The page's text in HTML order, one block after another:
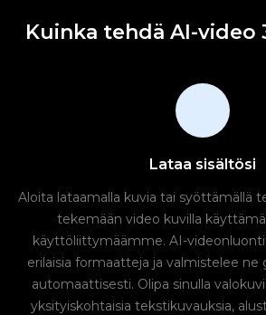
Kuinka tehdä AI-video
Lataa sisältösi
Aloita lataamalla kuvia tai syöttämällä
tekemään video kuvilla
käyttöliittymäämme. AI-
erilaisia formaatteja ja valmistelee ne
automaattisesti. Olipa sinulla
yksityiskohtaisia tekstikuvauksia,